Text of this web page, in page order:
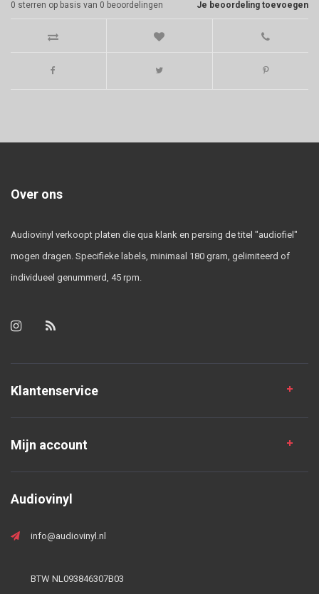
Je beoordeling toevoegen
0 sterren op basis van 0 beoordelingen
Over ons
Audiovinyl verkoopt platen die qua klank en persing de titel "audiofiel"
mogen dragen. Specifieke labels, minimaal 180 gram, gelimiteerd of
individueel genummerd, 45 rpm.
Klantenservice
Mijn account
Audiovinyl
info@audiovinyl.nl
BTW NL093846307B03